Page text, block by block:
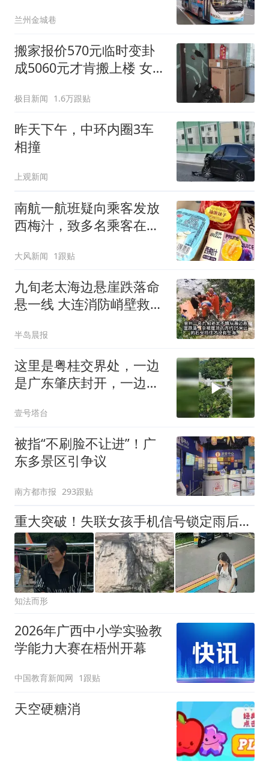
兰州金城巷
搬家报价570元临时变卦
成5060元才肯搬上楼 女子
极目新闻 1.6万跟贴
昨天下午，中环内圈3车
相撞
上观新闻
南航一航班疑向乘客发放
西梅汁，致多名乘客在飞
客：机上100多人只有2个
厕所；客服回应：并非每
架飞机都会发放西梅汁
大风新闻 1跟贴
九旬老太海边悬崖跌落命
悬一线 大连消防峭壁救援
半岛晨报
这里是粤桂交界处，一边
是广东肇庆封开，一边是
壹号塔台
被指“不刷脸不让进”！广
东多景区引争议
南方都市报 293跟贴
重大突破！失联女孩手机信号锁定雨后的悬崖，全程无防护令人揪心
知法而形
2026年广西中小学实验教
学能力大赛在梧州开幕
中国教育新闻网 1跟贴
天空硬糖消